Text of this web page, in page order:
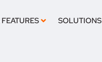
SOLUTIONS